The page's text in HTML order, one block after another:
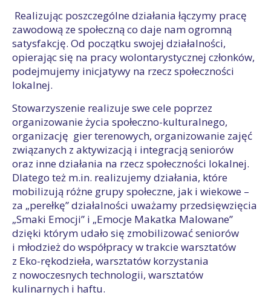
Realizując poszczególne działania łączymy pracę
zawodową ze społeczną co daje nam ogromną
satysfakcję. Od początku swojej działalności,
opierając się na pracy wolontarystycznej członków,
podejmujemy inicjatywy na rzecz społeczności
lokalnej.
Stowarzyszenie realizuje swe cele poprzez
organizowanie życia społeczno-kulturalnego,
organizację gier terenowych, organizowanie zajęć
związanych z aktywizacją i integracją seniorów
oraz inne działania na rzecz społeczności lokalnej.
Dlatego też m.in. realizujemy działania, które
mobilizują różne grupy społeczne, jak i wiekowe –
za „perełkę” działalności uważamy przedsięwzięcia
„Smaki Emocji” i „Emocje Makatka Malowane”
dzięki którym udało się zmobilizować seniorów
i młodzież do współpracy w trakcie warsztatów
z Eko-rękodzieła, warsztatów korzystania
z nowoczesnych technologii, warsztatów
kulinarnych i haftu.